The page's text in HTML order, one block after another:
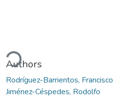
Authors
Rodríguez-Barrientos, Francisco
Jiménez-Céspedes, Rodolfo